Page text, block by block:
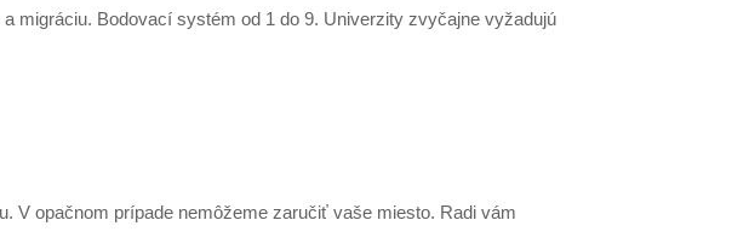
migráciu. Bodovací systém od 1 do 9. Univerzity zvyčajne vyžadujú
V opačnom prípade nemôžeme zaručiť vaše miesto. Radi vám